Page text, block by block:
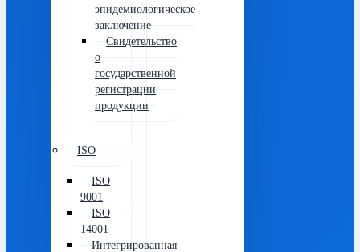
эпидемиологическое
заключение
Свидетельство
о
государственной
регистрации
продукции
ISO
ISO
9001
ISO
14001
Интегрированная